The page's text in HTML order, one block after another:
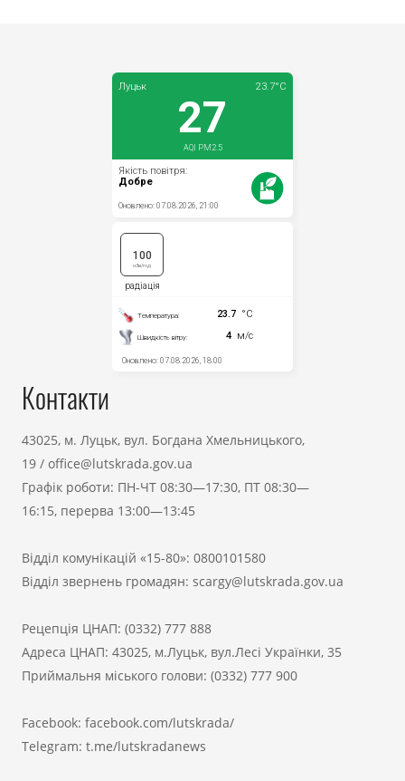
Контакти
43025, м. Луцьк, вул. Богдана Хмельницького,
19 / office@lutskrada.gov.ua
Графік роботи: ПН-ЧТ 08:30—17:30, ПТ 08:30—
16:15, перерва 13:00—13:45
Відділ комунікацій «15-80»: 0800101580
Відділ звернень громадян: scargy@lutskrada.gov.ua
Рецепція ЦНАП: (0332) 777 888
Адреса ЦНАП: 43025, м.Луцьк, вул.Лесі Українки, 35
Приймальня міського голови: (0332) 777 900
Facebook: facebook.com/lutskrada/
Telegram: t.me/lutskradanews